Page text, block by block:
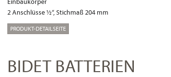
2 Anschlüsse ½“, Stichmaß 204 mm
PRODUKT-DETAILSEITE
BIDET BATTERIEN